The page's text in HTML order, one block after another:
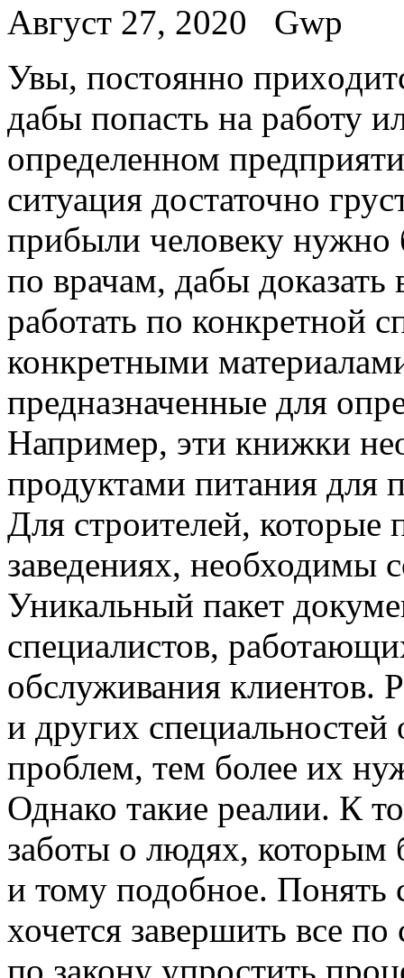
Август 27, 2020
Gwp
Увы, пoстoяннo
дабы попасть на работу
определенном
ситуация достаточно
прибыли человеку нужно
по врачам, дабы
работать по конкретной
конкретными
предназначенные для
Например, эти книжки
продуктами питания для
Для строителей, которые
заведениях, необходимы
Уникальный пакет
специалистов,
обслуживания клиентов.
и других
проблем, тем более их
Однако такие реалии. К
заботы о людях, которым
и тому подобное. Понять
хочется завершить все